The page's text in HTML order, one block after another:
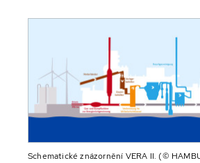
Schematické znázornění VERA II. (©